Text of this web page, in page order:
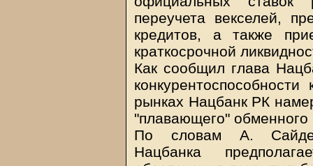
переучета векселей,
кредитов, а также
краткосрочной
Как сообщил глава
рынках Нацбанк РК
"плавающего" обменного
По словам А.
Нацбанка